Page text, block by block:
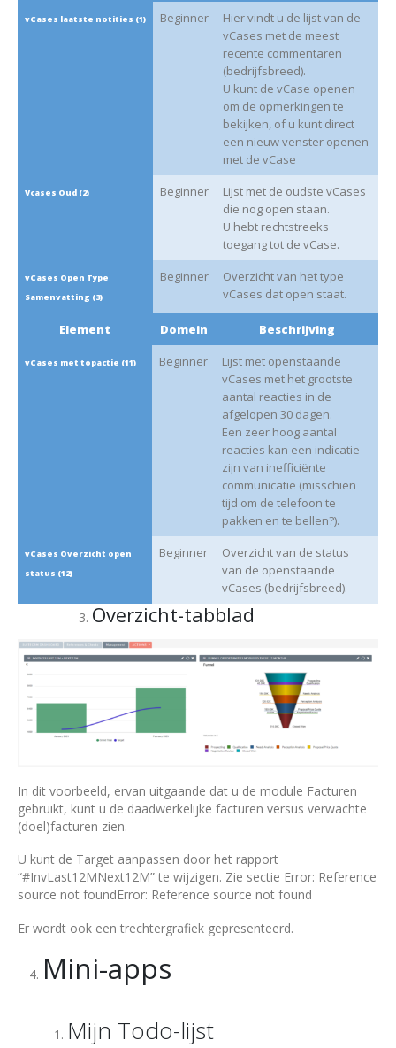
vCases laatste notities (1) Beginner
Hier vindt u de lijst van de
vCases met de meest
recente commentaren
(bedrijfsbreed).
U kunt de vCase openen
om de opmerkingen te
bekijken, of u kunt direct
een nieuw venster openen
met de vCase
Vcases Oud (2) Beginner
Lijst met de oudste vCases
die nog open staan.
U hebt rechtstreeks
toegang tot de vCase.
vCases Open Type
Samenvatting (3)
Beginner
Overzicht van het type
vCases dat open staat.
Element Domein Beschrijving
vCases met topactie (11) Beginner
Lijst met openstaande
vCases met het grootste
aantal reacties in de
afgelopen 30 dagen.
Een zeer hoog aantal
reacties kan een indicatie
zijn van inefficiënte
communicatie (misschien
tijd om de telefoon te
pakken en te bellen?).
vCases Overzicht open
status (12)
Beginner
Overzicht van de status
van de openstaande
vCases (bedrijfsbreed).
Overzicht-tabblad
In dit voorbeeld, ervan uitgaande dat u de module Facturen
gebruikt, kunt u de daadwerkelijke facturen versus verwachte
(doel)facturen zien.
U kunt de Target aanpassen door het rapport
“#InvLast12MNext12M” te wijzigen. Zie sectie Error: Reference
source not foundError: Reference source not found
Er wordt ook een trechtergrafiek gepresenteerd.
Mini-apps
Mijn Todo-lijst